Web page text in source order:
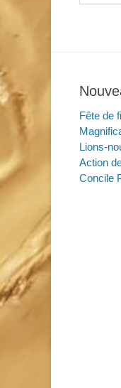
Fête de
Lions-
Action
Concile